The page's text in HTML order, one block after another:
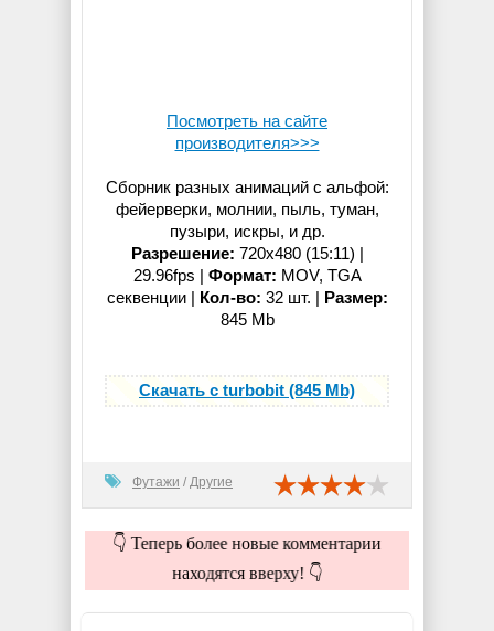
Посмотреть на сайте
производителя>>>
Сборник разных анимаций с альфой:
фейерверки, молнии, пыль, туман,
пузыри, искры, и др.
Разрешение: 720x480 (15:11) |
29.96fps | Формат: MOV, TGA
секвенции | Кол-во: 32 шт. | Размер:
845 Mb
Скачать с turbobit (845 Mb)
Футажи / Другие
👇 Теперь более новые комментарии
находятся вверху! 👇